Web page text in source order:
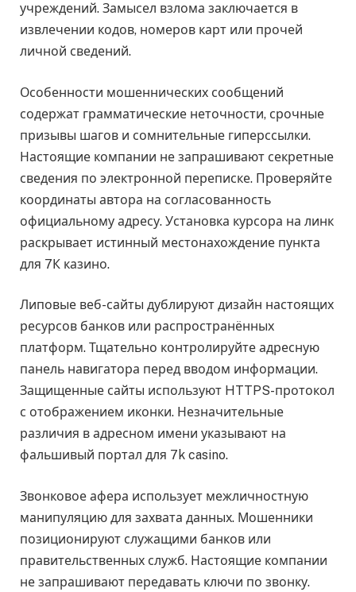
учреждений. Замысел взлома заключается в
извлечении кодов, номеров карт или прочей
личной сведений.
Особенности мошеннических сообщений
содержат грамматические неточности, срочные
призывы шагов и сомнительные гиперссылки.
Настоящие компании не запрашивают секретные
сведения по электронной переписке. Проверяйте
координаты автора на согласованность
официальному адресу. Установка курсора на линк
раскрывает истинный местонахождение пункта
для 7К казино.
Липовые веб-сайты дублируют дизайн настоящих
ресурсов банков или распространённых
платформ. Тщательно контролируйте адресную
панель навигатора перед вводом информации.
Защищенные сайты используют HTTPS-протокол
с отображением иконки. Незначительные
различия в адресном имени указывают на
фальшивый портал для 7k casino.
Звонковое афера использует межличностную
манипуляцию для захвата данных. Мошенники
позиционируют служащими банков или
правительственных служб. Настоящие компании
не запрашивают передавать ключи по звонку.